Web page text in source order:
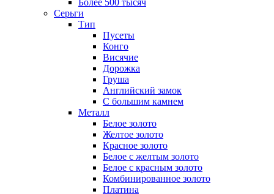
Более 500 тысяч
Серьги
Тип
Пусеты
Конго
Висячие
Дорожка
Груша
Английский замок
С большим камнем
Металл
Белое золото
Желтое золото
Красное золото
Белое с желтым золото
Белое с красным золото
Комбинированное золото
Платина